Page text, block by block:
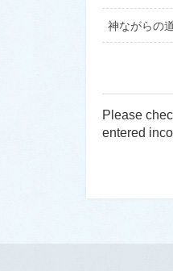
神ながらの
Please
entered